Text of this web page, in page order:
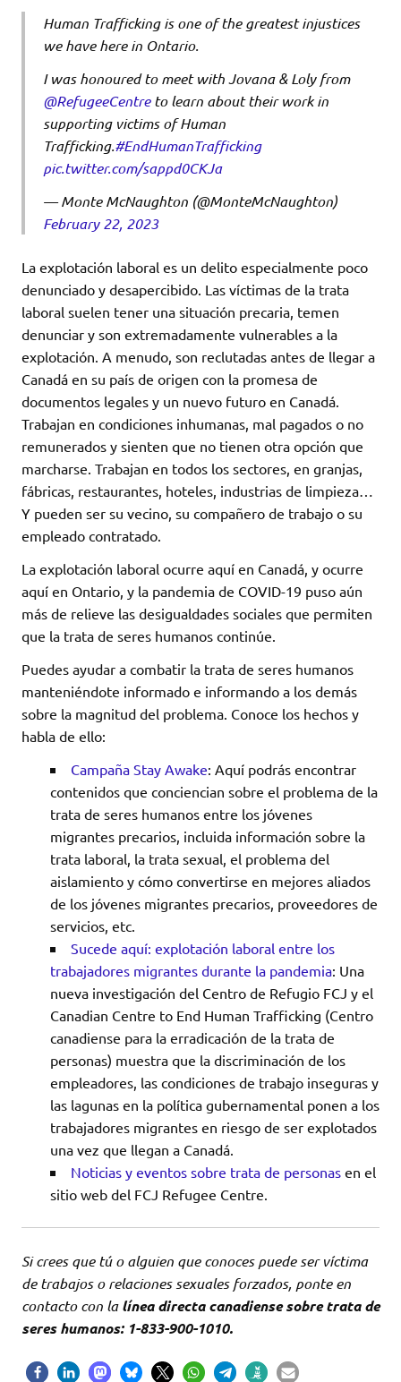
Human Trafficking is one of the greatest injustices
we have here in Ontario.
I was honoured to meet with Jovana & Loly from
@RefugeeCentreto learn about their work in
supporting victims of Human
Trafficking.#EndHumanTrafficking
pic.twitter.com/sappd0CKJa
— Monte McNaughton (@MonteMcNaughton)
February 22, 2023
La explotación laboral es un delito especialmente poco
denunciado y desapercibido. Las víctimas de la trata
laboral suelen tener una situación precaria, temen
denunciar y son extremadamente vulnerables a la
explotación. A menudo, son reclutadas antes de llegar a
Canadá en su país de origen con la promesa de
documentos legales y un nuevo futuro en Canadá.
Trabajan en condiciones inhumanas, mal pagados o no
remunerados y sienten que no tienen otra opción que
marcharse. Trabajan en todos los sectores, en granjas,
fábricas, restaurantes, hoteles, industrias de limpieza…
Y pueden ser su vecino, su compañero de trabajo o su
empleado contratado.
La explotación laboral ocurre aquí en Canadá, y ocurre
aquí en Ontario, y la pandemia de COVID-19 puso aún
más de relieve las desigualdades sociales que permiten
que la trata de seres humanos continúe.
Puedes ayudar a combatir la trata de seres humanos
manteniéndote informado e informando a los demás
sobre la magnitud del problema. Conoce los hechos y
habla de ello:
Campaña Stay Awake: Aquí podrás encontrar
contenidos que conciencian sobre el problema de la
trata de seres humanos entre los jóvenes
migrantes precarios, incluida información sobre la
trata laboral, la trata sexual, el problema del
aislamiento y cómo convertirse en mejores aliados
de los jóvenes migrantes precarios, proveedores de
servicios, etc.
Sucede aquí: explotación laboral entre los
trabajadores migrantes durante la pandemia: Una
nueva investigación del Centro de Refugio FCJ y el
Canadian Centre to End Human Trafficking (Centro
canadiense para la erradicación de la trata de
personas) muestra que la discriminación de los
empleadores, las condiciones de trabajo inseguras y
las lagunas en la política gubernamental ponen a los
trabajadores migrantes en riesgo de ser explotados
una vez que llegan a Canadá.
Noticias y eventos sobre trata de personas en el
sitio web del FCJ Refugee Centre.
Si crees que tú o alguien que conoces puede ser víctima
de trabajos o relaciones sexuales forzados, ponte en
contacto con lalínea directa canadiense sobre trata de
seres humanos: 1-833-900-1010.